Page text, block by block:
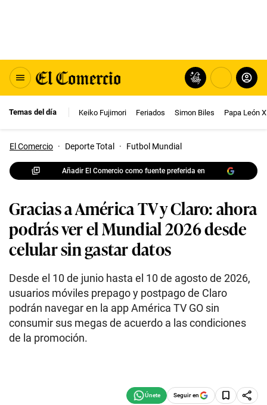
Temas del día Keiko Fujimori Feriados Simon Biles Papa León
El Comercio · Deporte Total · Futbol Mundial
Añadir El Comercio como fuente preferida en
Gracias a América TV y Claro: ahora
podrás ver el Mundial 2026 desde
celular sin gastar datos
Desde el 10 de junio hasta el 10 de agosto de 2026,
usuarios móviles prepago y postpago de Claro
podrán navegar en la app América TV GO sin
consumir sus megas de acuerdo a las condiciones
de la promoción.
Seguir en